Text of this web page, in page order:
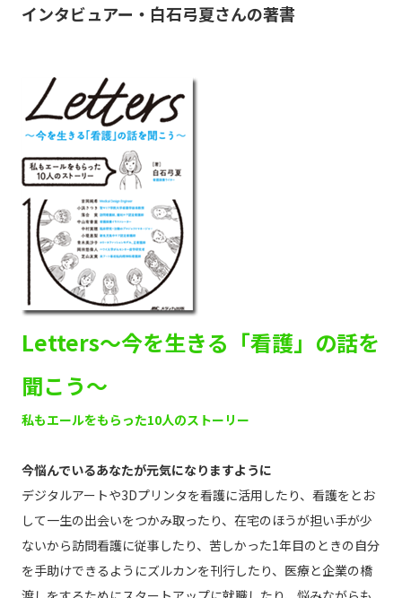
インタビュアー・白石弓夏さんの著書
Letters～今を生きる「看護」の話を
聞こう～
私もエールをもらった10人のストーリー
今悩んでいるあなたが元気になりますように
デジタルアートや3Dプリンタを看護に活用したり、看護をとお
して一生の出会いをつかみ取ったり、在宅のほうが担い手が少
ないから訪問看護に従事したり、苦しかった1年目のときの自分
を手助けできるようにズルカンを刊行したり、医療と企業の橋